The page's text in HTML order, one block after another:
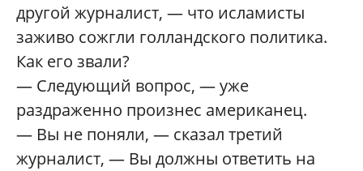
другой журналист, — что исламисты
заживо сожгли голландского политика.
Как его звали?
— Следующий вопрос, — уже
раздраженно произнес американец.
— Вы не поняли, — сказал третий
журналист, — Вы должны ответить на